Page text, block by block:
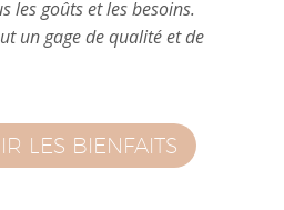
les goûts et les besoins.
un gage de qualité et de
LES BIENFAITS